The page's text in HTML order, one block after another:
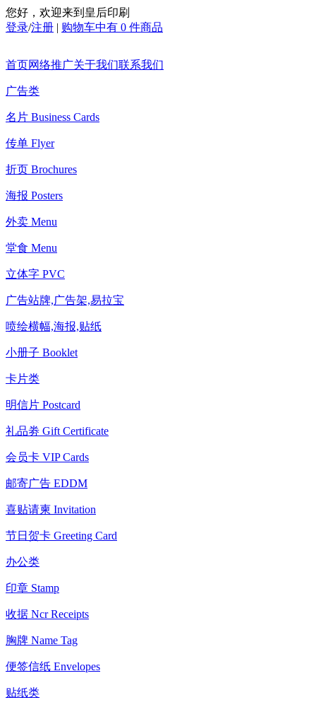
您好，欢迎来到皇后印刷
登录/注册 | 购物车中有 0 件商品
首页网络推广关于我们联系我们
广告类
名片 Business Cards
传单 Flyer
折页 Brochures
海报 Posters
外卖 Menu
堂食 Menu
立体字 PVC
广告站牌,广告架,易拉宝
喷绘横幅,海报,贴纸
小册子 Booklet
卡片类
明信片 Postcard
礼品劵 Gift Certificate
会员卡 VIP Cards
邮寄广告 EDDM
喜贴请柬 Invitation
节日贺卡 Greeting Card
办公类
印章 Stamp
收据 Ncr Receipts
胸牌 Name Tag
便签信纸 Envelopes
贴纸类